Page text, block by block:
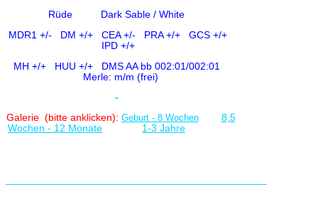
Rüde Dark Sable / White
MDR1 +/-
DM +/+ CEA +/-
PRA +/+ GCS +/+
IPD +/+
MH +/+ HUU +/+ DMS AA bb 002:01/002:01
Merle: m/m (frei)
-
Galerie (bitte anklicken): Geburt - 8 Wochen
8,5
Wochen - 12 Monate
1-3 Jahre